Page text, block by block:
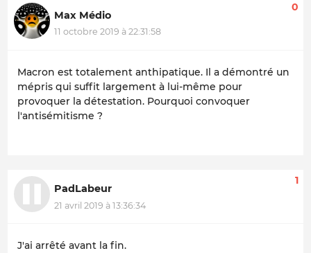
Max Médio
11 octobre 2019 à 22:31:58
0
Macron est totalement anthipatique. Il a démontré un
mépris qui suffit largement à lui-même pour
provoquer la détestation. Pourquoi convoquer
l'antisémitisme ?
PadLabeur
21 avril 2019 à 13:36:34
1
J'ai arrêté avant la fin.